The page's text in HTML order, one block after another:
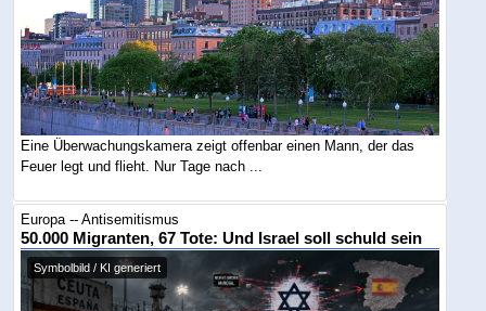
Eine Überwachungskamera zeigt offenbar einen Mann, der das
Feuer legt und flieht. Nur Tage nach ...
Europa -- Antisemitismus
50.000 Migranten, 67 Tote: Und Israel soll schuld sein
Symbolbild / KI generiert